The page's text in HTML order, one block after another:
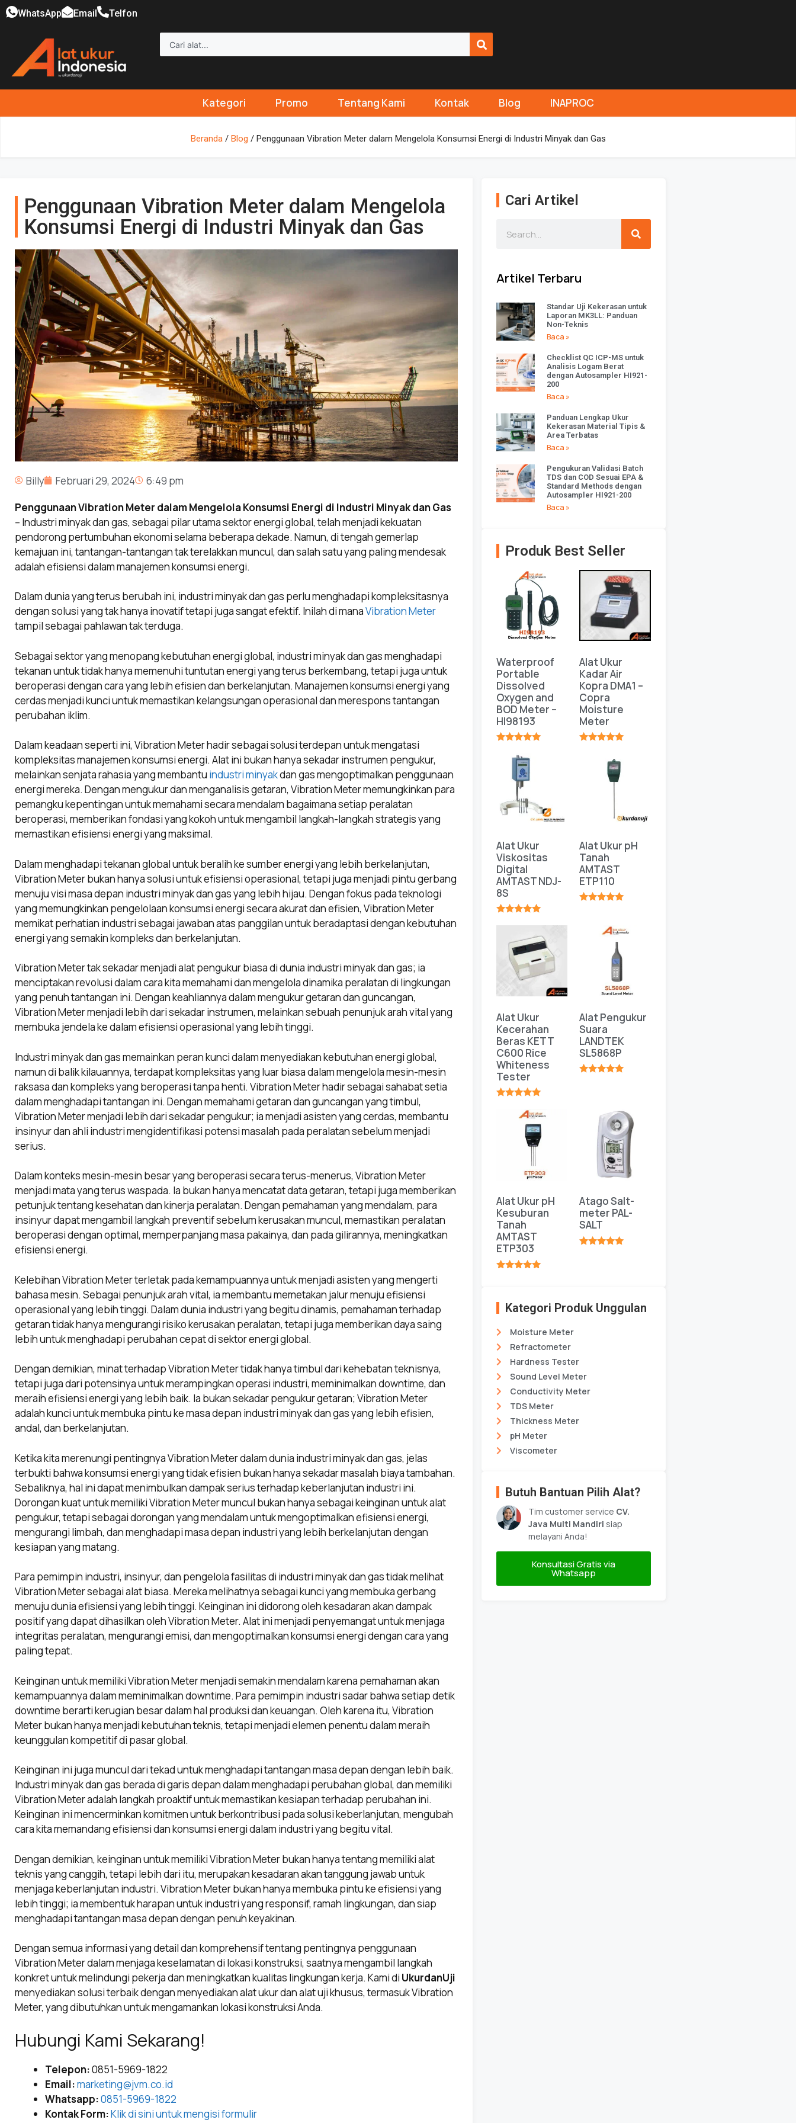
WhatsApp Email Telfon
Kategori Promo Tentang Kami Kontak Blog INAPROC
Beranda/ Blog / Penggunaan Vibration Meter dalam Mengelola Konsumsi Energi di Industri Minyak dan Gas
Penggunaan Vibration Meter dalam Mengelola
Konsumsi Energi di Industri Minyak dan Gas
Billy Februari 29, 2024
6:49 pm
Penggunaan Vibration Meter dalam Mengelola Konsumsi Energi di Industri Minyak dan Gas
– Industri minyak dan gas, sebagai pilar utama sektor energi global, telah menjadi kekuatan
pendorong pertumbuhan ekonomi selama beberapa dekade. Namun, di tengah gemerlap
kemajuan ini, tantangan-tantangan tak terelakkan muncul, dan salah satu yang paling mendesak
adalah efisiensi dalam manajemen konsumsi energi.
Dalam dunia yang terus berubah ini, industri minyak dan gas perlu menghadapi kompleksitasnya
dengan solusi yang tak hanya inovatif tetapi juga sangat efektif. Inilah di manaVibration Meter
tampil sebagai pahlawan tak terduga.
Sebagai sektor yang menopang kebutuhan energi global, industri minyak dan gas menghadapi
tekanan untuk tidak hanya memenuhi tuntutan energi yang terus berkembang, tetapi juga untuk
beroperasi dengan cara yang lebih efisien dan berkelanjutan. Manajemen konsumsi energi yang
cerdas menjadi kunci untuk memastikan kelangsungan operasional dan merespons tantangan
perubahan iklim.
Dalam keadaan seperti ini, Vibration Meter hadir sebagai solusi terdepan untuk mengatasi
kompleksitas manajemen konsumsi energi. Alat ini bukan hanya sekadar instrumen pengukur,
melainkan senjata rahasia yang membantu industri minyakdan gas mengoptimalkan penggunaan
energi mereka. Dengan mengukur dan menganalisis getaran, Vibration Meter memungkinkan para
pemangku kepentingan untuk memahami secara mendalam bagaimana setiap peralatan
beroperasi, memberikan fondasi yang kokoh untuk mengambil langkah-langkah strategis yang
memastikan efisiensi energi yang maksimal.
Dalam menghadapi tekanan global untuk beralih ke sumber energi yang lebih berkelanjutan,
Vibration Meter bukan hanya solusi untuk efisiensi operasional, tetapi juga menjadi pintu gerbang
menuju visi masa depan industri minyak dan gas yang lebih hijau. Dengan fokus pada teknologi
yang memungkinkan pengelolaan konsumsi energi secara akurat dan efisien, Vibration Meter
memikat perhatian industri sebagai jawaban atas panggilan untuk beradaptasi dengan kebutuhan
energi yang semakin kompleks dan berkelanjutan.
Vibration Meter tak sekadar menjadi alat pengukur biasa di dunia industri minyak dan gas; ia
menciptakan revolusi dalam cara kita memahami dan mengelola dinamika peralatan di lingkungan
yang penuh tantangan ini. Dengan keahliannya dalam mengukur getaran dan guncangan,
Vibration Meter menjadi lebih dari sekadar instrumen, melainkan sebuah penunjuk arah vital yang
membuka jendela ke dalam efisiensi operasional yang lebih tinggi.
Industri minyak dan gas memainkan peran kunci dalam menyediakan kebutuhan energi global,
namun di balik kilauannya, terdapat kompleksitas yang luar biasa dalam mengelola mesin-mesin
raksasa dan kompleks yang beroperasi tanpa henti. Vibration Meter hadir sebagai sahabat setia
dalam menghadapi tantangan ini. Dengan memahami getaran dan guncangan yang timbul,
Vibration Meter menjadi lebih dari sekadar pengukur; ia menjadi asisten yang cerdas, membantu
insinyur dan ahli industri mengidentifikasi potensi masalah pada peralatan sebelum menjadi
serius.
Dalam konteks mesin-mesin besar yang beroperasi secara terus-menerus, Vibration Meter
menjadi mata yang terus waspada. Ia bukan hanya mencatat data getaran, tetapi juga memberikan
petunjuk tentang kesehatan dan kinerja peralatan. Dengan pemahaman yang mendalam, para
insinyur dapat mengambil langkah preventif sebelum kerusakan muncul, memastikan peralatan
beroperasi dengan optimal, memperpanjang masa pakainya, dan pada gilirannya, meningkatkan
efisiensi energi.
Kelebihan Vibration Meter terletak pada kemampuannya untuk menjadi asisten yang mengerti
bahasa mesin. Sebagai penunjuk arah vital, ia membantu memetakan jalur menuju efisiensi
operasional yang lebih tinggi. Dalam dunia industri yang begitu dinamis, pemahaman terhadap
getaran tidak hanya mengurangi risiko kerusakan peralatan, tetapi juga memberikan daya saing
lebih untuk menghadapi perubahan cepat di sektor energi global.
Dengan demikian, minat terhadap Vibration Meter tidak hanya timbul dari kehebatan teknisnya,
tetapi juga dari potensinya untuk merampingkan operasi industri, meminimalkan downtime, dan
meraih efisiensi energi yang lebih baik. Ia bukan sekadar pengukur getaran; Vibration Meter
adalah kunci untuk membuka pintu ke masa depan industri minyak dan gas yang lebih efisien,
andal, dan berkelanjutan.
Ketika kita merenungi pentingnya Vibration Meter dalam dunia industri minyak dan gas, jelas
terbukti bahwa konsumsi energi yang tidak efisien bukan hanya sekadar masalah biaya tambahan.
Sebaliknya, hal ini dapat menimbulkan dampak serius terhadap keberlanjutan industri ini.
Dorongan kuat untuk memiliki Vibration Meter muncul bukan hanya sebagai keinginan untuk alat
pengukur, tetapi sebagai dorongan yang mendalam untuk mengoptimalkan efisiensi energi,
mengurangi limbah, dan menghadapi masa depan industri yang lebih berkelanjutan dengan
kesiapan yang matang.
Para pemimpin industri, insinyur, dan pengelola fasilitas di industri minyak dan gas tidak melihat
Vibration Meter sebagai alat biasa. Mereka melihatnya sebagai kunci yang membuka gerbang
menuju dunia efisiensi yang lebih tinggi. Keinginan ini didorong oleh kesadaran akan dampak
positif yang dapat dihasilkan oleh Vibration Meter. Alat ini menjadi penyemangat untuk menjaga
integritas peralatan, mengurangi emisi, dan mengoptimalkan konsumsi energi dengan cara yang
paling tepat.
Keinginan untuk memiliki Vibration Meter menjadi semakin mendalam karena pemahaman akan
kemampuannya dalam meminimalkan downtime. Para pemimpin industri sadar bahwa setiap detik
downtime berarti kerugian besar dalam hal produksi dan keuangan. Oleh karena itu, Vibration
Meter bukan hanya menjadi kebutuhan teknis, tetapi menjadi elemen penentu dalam meraih
keunggulan kompetitif di pasar global.
Keinginan ini juga muncul dari tekad untuk menghadapi tantangan masa depan dengan lebih baik.
Industri minyak dan gas berada di garis depan dalam menghadapi perubahan global, dan memiliki
Vibration Meter adalah langkah proaktif untuk memastikan kesiapan terhadap perubahan ini.
Keinginan ini mencerminkan komitmen untuk berkontribusi pada solusi keberlanjutan, mengubah
cara kita memandang efisiensi dan konsumsi energi dalam industri yang begitu vital.
Dengan demikian, keinginan untuk memiliki Vibration Meter bukan hanya tentang memiliki alat
teknis yang canggih, tetapi lebih dari itu, merupakan kesadaran akan tanggung jawab untuk
menjaga keberlanjutan industri. Vibration Meter bukan hanya membuka pintu ke efisiensi yang
lebih tinggi; ia membentuk harapan untuk industri yang responsif, ramah lingkungan, dan siap
menghadapi tantangan masa depan dengan penuh keyakinan.
Dengan semua informasi yang detail dan komprehensif tentang pentingnya penggunaan
Vibration Meter dalam menjaga keselamatan di lokasi konstruksi, saatnya mengambil langkah
konkret untuk melindungi pekerja dan meningkatkan kualitas lingkungan kerja. Kami di UkurdanUji
menyediakan solusi terbaik dengan menyediakan alat ukur dan alat uji khusus, termasuk Vibration
Meter, yang dibutuhkan untuk mengamankan lokasi konstruksi Anda.
Hubungi Kami Sekarang!
Telepon:0851-5969-1822
Email:marketing@jvm.co.id
Whatsapp:0851-5969-1822
Kontak Form:Klik di sini untuk mengisi formulir
Cari Artikel
Artikel Terbaru
Standar Uji Kekerasan untuk
Laporan MK3LL: Panduan
Non-Teknis
Baca »
Checklist QC ICP-MS untuk
Analisis Logam Berat
dengan Autosampler HI921-
200
Baca »
Panduan Lengkap Ukur
Kekerasan Material Tipis &
Area Terbatas
Baca »
Pengukuran Validasi Batch
TDS dan COD Sesuai EPA &
Standard Methods dengan
Autosampler HI921-200
Baca »
Produk Best Seller
Waterproof
Portable
Dissolved
Oxygen and
BOD Meter –
HI98193
Alat Ukur
Kadar Air
Kopra DMA1 –
Copra
Moisture
Meter
Alat Ukur
Viskositas
Digital
AMTAST NDJ-
8S
Alat Ukur pH
Tanah
AMTAST
ETP110
Alat Ukur
Kecerahan
Beras KETT
C600 Rice
Whiteness
Tester
Alat Pengukur
Suara
LANDTEK
SL5868P
Alat Ukur pH
Kesuburan
Tanah
AMTAST
ETP303
Atago Salt-
meter PAL-
SALT
Kategori Produk Unggulan
Moisture Meter
Refractometer
Hardness Tester
Sound Level Meter
Conductivity Meter
TDS Meter
Thickness Meter
pH Meter
Viscometer
Butuh Bantuan Pilih Alat?
Tim customer service CV.
Java Multi Mandiri siap
melayani Anda!
Konsultasi Gratis via
Whatsapp